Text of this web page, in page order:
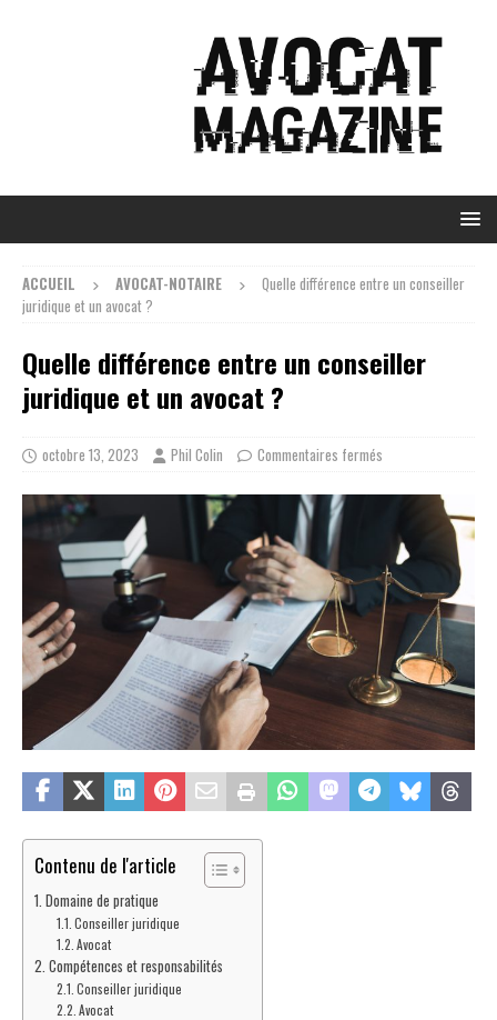
ACCUEIL AVOCAT-NOTAIRE
Quelle différence entre un conseiller
juridique et un avocat ?
Quelle différence entre un conseiller
juridique et un avocat ?
octobre 13, 2023 Phil Colin Commentaires fermés
Contenu de l'article
Domaine de pratique
Conseiller juridique
Avocat
Compétences et responsabilités
Conseiller juridique
Avocat